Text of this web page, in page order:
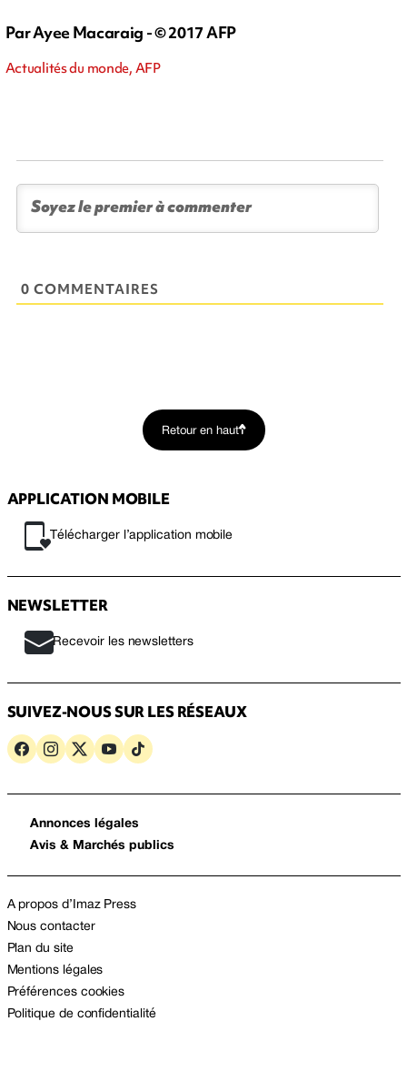
Par Ayee Macaraig - © 2017 AFP
Actualités du monde, AFP
0 COMMENTAIRES
Retour en haut
APPLICATION MOBILE
Télécharger l’application mobile
NEWSLETTER
Recevoir les newsletters
SUIVEZ-NOUS SUR LES RÉSEAUX
Annonces légales
Avis & Marchés publics
A propos d’Imaz Press
Nous contacter
Plan du site
Mentions légales
Préférences cookies
Politique de confidentialité